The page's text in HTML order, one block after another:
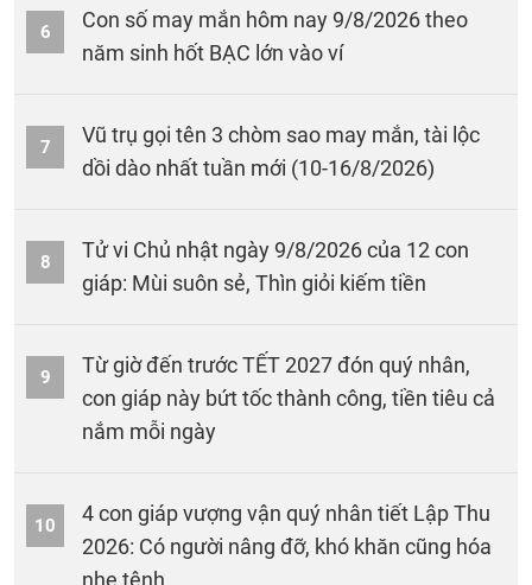
6
Con số may mắn hôm nay 9/8/2026 theo
năm sinh hốt BẠC lớn vào ví
7
Vũ trụ gọi tên 3 chòm sao may mắn, tài lộc
dồi dào nhất tuần mới (10-16/8/2026)
8
Tử vi Chủ nhật ngày 9/8/2026 của 12 con
giáp: Mùi suôn sẻ, Thìn giỏi kiếm tiền
9
Từ giờ đến trước TẾT 2027 đón quý nhân,
con giáp này bứt tốc thành công, tiền tiêu cả
nắm mỗi ngày
10
4 con giáp vượng vận quý nhân tiết Lập Thu
2026: Có người nâng đỡ, khó khăn cũng hóa
nhẹ tênh